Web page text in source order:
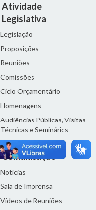
Atividade
Legislativa
Legislação
Proposições
Reuniões
Comissões
Ciclo Orçamentário
Homenagens
Audiências Públicas, Visitas
Técnicas e Seminários
Distribuição do dia
Comunicação
Notícias
Sala de Imprensa
Vídeos de Reuniões